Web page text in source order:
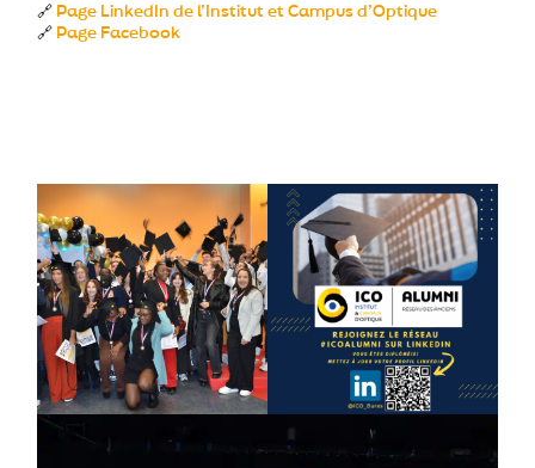
🔗 Page LinkedIn de l’Institut et Campus d’Optique
🔗 Page Facebook